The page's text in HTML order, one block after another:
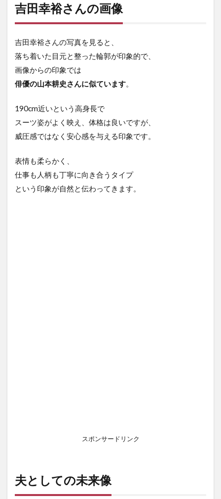
吉田幸裕さんの画像
吉田幸裕さんの写真を見ると、
落ち着いた目元と整った輪郭が印象的で、
画像からの印象では
俳優の山本耕史さんに似ています。
190cm近いという高身長で
スーツ姿がよく映え、体格は良いですが、
威圧感ではなく安心感を与える印象です。
表情も柔らかく、
仕事も人柄も丁寧に向き合うタイプ
という印象が自然と伝わってきます。
スポンサードリンク
夫としての未来像